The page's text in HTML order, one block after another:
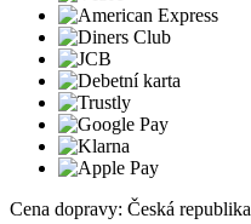
Cena dopravy: Česká republika